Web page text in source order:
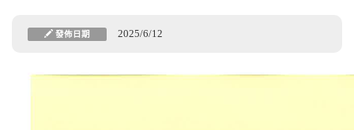
發佈日期 2025/6/12